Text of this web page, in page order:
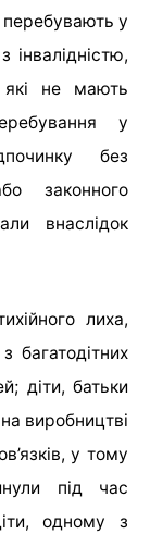
у
інвалідністю,
які не мають
у
без
законного
внаслідок
лиха,
багатодітних
діти, батьки
виробництві
у тому
під час
одному з